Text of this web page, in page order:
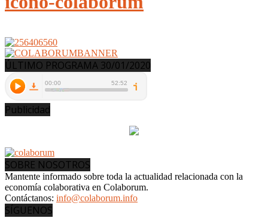
ÚLTIMO PROGRAMA 30/01/2020
Publicidad
SOBRE NOSOTROS
Mantente informado sobre toda la actualidad relacionada con la
economía colaborativa en Colaborum.
Contáctanos: info@colaborum.info
SÍGUENOS